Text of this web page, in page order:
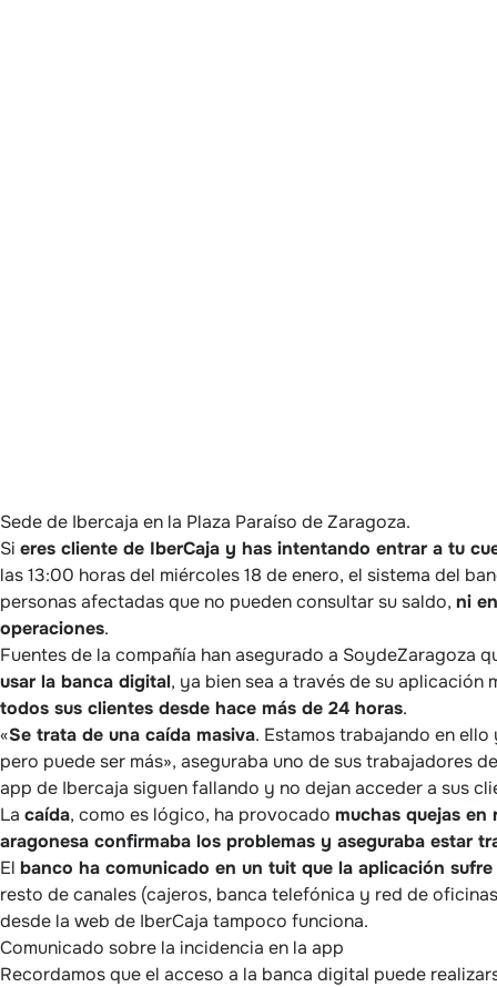
Sede de Ibercaja en la Plaza Paraíso de Zaragoza.
Si eres cliente de IberCaja y has intentando entrar a tu
las 13:00 horas del miércoles 18 de enero, el sistema del
personas afectadas que no pueden consultar su saldo, ni
operaciones.
Fuentes de la compañía han asegurado a SoydeZaragoza
usar la banca digital, ya bien sea a través de su aplicación
todos sus clientes desde hace más de 24 horas.
«Se trata de una caída masiva. Estamos trabajando en
pero puede ser más», aseguraba uno de sus trabajadores
app de Ibercaja siguen fallando y no dejan acceder a sus
La caída, como es lógico, ha provocado muchas quejas en
aragonesa confirmaba los problemas y aseguraba estar
El banco ha comunicado en un tuit que la aplicación
resto de canales (cajeros, banca telefónica y red de
desde la web de IberCaja tampoco funciona.
Comunicado sobre la incidencia en la app
Recordamos que el acceso a la banca digital puede